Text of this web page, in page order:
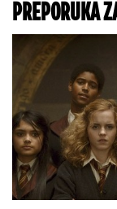
PREPORUKA